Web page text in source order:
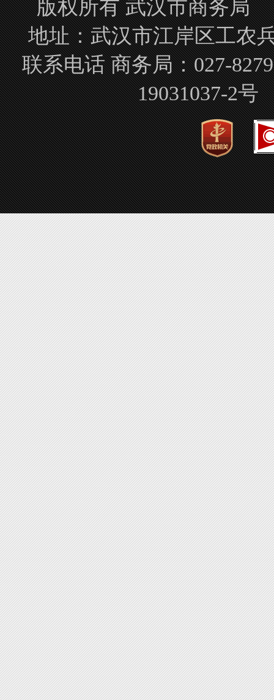
版权所有 武汉市商务局
地址：武汉市江岸区工
联系电话 商务局：027-
19031037-2号